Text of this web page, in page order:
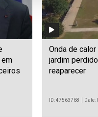
Onda de
jardim
reaparecer
ID: 47563768